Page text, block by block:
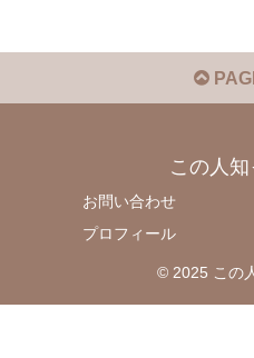
この人知
お問い合わせ
プロフィール
© 2025 この